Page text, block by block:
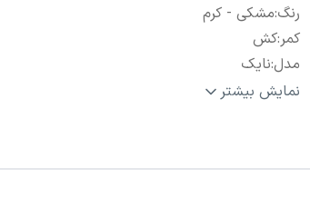
رنگ:مشکی - کرم
کمر:کش
مدل:نایک
نحوه
نمایش بیشتر